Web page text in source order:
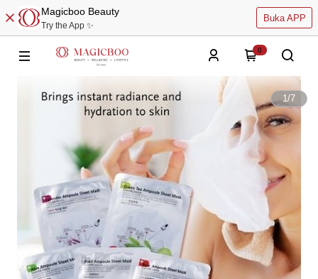
Magicboo Beauty
Try the App ✨
Buka APP
0
1/7